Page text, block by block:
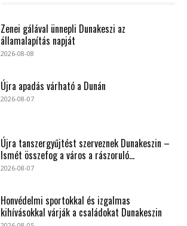
Zenei gálával ünnepli Dunakeszi az
államalapítás napját
2026-08-08
Újra apadás várható a Dunán
2026-08-07
Újra tanszergyűjtést szerveznek Dunakeszin –
Ismét összefog a város a rászoruló...
2026-08-07
Honvédelmi sportokkal és izgalmas
kihívásokkal várják a családokat Dunakeszin